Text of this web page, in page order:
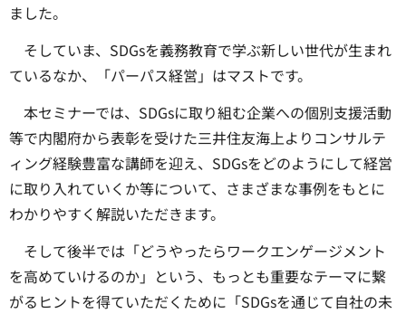
ました。
そしていま、SDGsを義務教育で学ぶ新しい世代が生まれ
ているなか、「パーパス経営」はマストです。
本セミナーでは、SDGsに取り組む企業への個別支援活動
等で内閣府から表彰を受けた三井住友海上よりコンサルテ
ィング経験豊富な講師を迎え、SDGsをどのようにして経営
に取り入れていくか等について、さまざまな事例をもとに
わかりやすく解説いただきます。
そして後半では「どうやったらワークエンゲージメント
を高めていけるのか」という、もっとも重要なテーマに繋
がるヒントを得ていただくために「SDGsを通じて自社の未